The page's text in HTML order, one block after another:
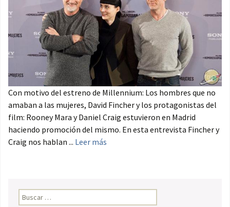
Con motivo del estreno de Millennium: Los hombres que no
amaban a las mujeres, David Fincher y los protagonistas del
film: Rooney Mara y Daniel Craig estuvieron en Madrid
haciendo promoción del mismo. En esta entrevista Fincher y
Craig nos hablan ... Leer más
Buscar: